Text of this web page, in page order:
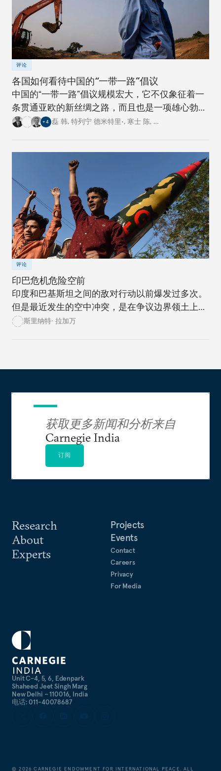
评论
各国如何看待中国的“一带一路”倡议
中国的“一带一路”倡议规模宏大，它不仅象征着一
条贯通亚欧的新丝绸之路，而且也是一项雄心勃勃
的跨国基础设施建设工程。对此，卡内基四个研究
+4 磊 韩, 特列宁 德米特里•, 寒士 陈, …
评论
印巴危机危险空前
印度和巴基斯坦之间的敌对行动以前爆发过多次。
但是最近发生的空中冲突，是在争议边界领土上爆
发冲突的升级，后果危险。
斯里纳特· 拉加万
Unit C-4, 5, 6, Edenpark
Shaheed Jeet Singh Marg
New Delhi – 110016, India
电话: 011-40078687
Research
About
Experts
Projects
Events
Contact
Careers
Privacy
For Media
获取更多新闻和分析来自
Carnegie India
订阅
©2026 CARNEGIE ENDOWMENT FOR INTERNATIONAL PEACE. ALL